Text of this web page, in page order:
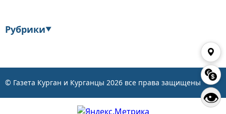
👁
Рубрики▼
Энергетика
Транспорт
© Газета Курган и Курганцы 2026 все права защищены